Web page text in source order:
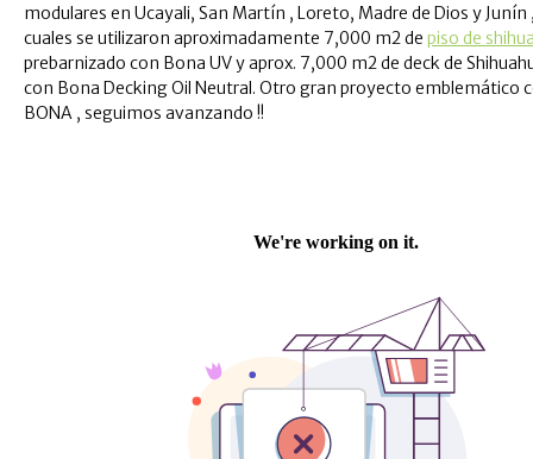
modulares en Ucayali, San Martín , Loreto, Madre de Dios y Junín
cuales se utilizaron aproximadamente 7,000 m2 de piso de
prebarnizado con Bona UV y aprox. 7,000 m2 de deck de
con Bona Decking Oil Neutral. Otro gran proyecto emblemático
BONA , seguimos avanzando !!